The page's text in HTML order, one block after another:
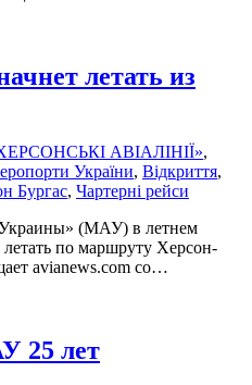
летать из
АВІАЛІНІЇ»,
України, Відкриття,
Бургас, Чартерні рейси
(МАУ) в летнем
летать по маршруту Херсон-
avianews.com со…
25 лет